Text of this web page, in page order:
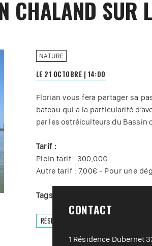
CHALAND SUR
NATURE
LE 21 OCTOBRE | 14:00
Florian vous fera partager sa
bateau qui a la particularité
par les ostréiculteurs du Bassin
Tarif :
Plein tarif : 300,00€
Autre tarif : 7,00€ - Pour une
Tags :
RÉSERVER
CONTACT
1 Résidence Dubernet